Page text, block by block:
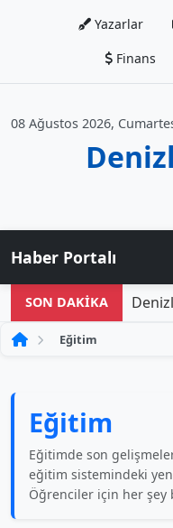
Yazarlar
Finans
08 Ağustos 2026,
Haber Portalı
SON DAKİKA
Eğitim
Eğitim
Eğitimde son
eğitim sistemindeki
Öğrenciler için her şey